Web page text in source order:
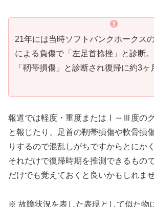
21年には当時ソフトバンクホークス
による負傷で「左足首捻挫」と診断
「靭帯損傷」と診断され復帰に約3ヶ
報道では軽度・重度またはⅠ～Ⅲ度の
と報じたり、足首の靭帯損傷や軟骨損
りするので混乱しがちですからとにか
それだけで復帰時期を推測できるもの
だけでも覚えておくと良いかもしれませ
※ 故障状況を表した表現として似た物